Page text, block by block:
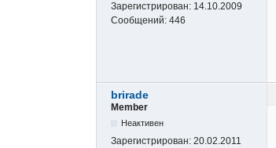
Зарегистрирован: 14.10.2009
Сообщений: 446
brirade
Member
Неактивен
Зарегистрирован: 20.02.2011